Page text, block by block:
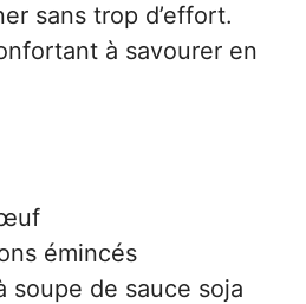
sans trop d’effort.
à savourer en
émincés
soupe de sauce soja